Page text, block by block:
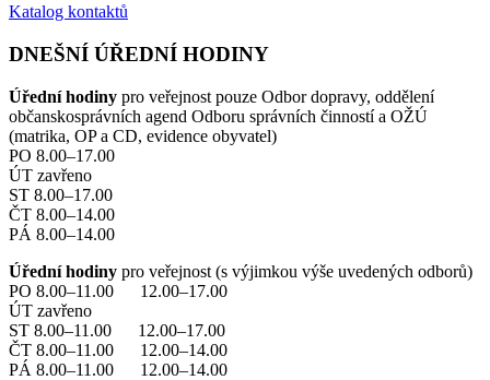
Katalog kontaktů
DNEŠNÍ ÚŘEDNÍ HODINY
Úřední hodiny pro veřejnost pouze Odbor dopravy, oddělení
občanskosprávních agend Odboru správních činností a OŽÚ
(matrika, OP a CD, evidence obyvatel)
PO 8.00–17.00
ÚT zavřeno
ST 8.00–17.00
ČT 8.00–14.00
PÁ 8.00–14.00
Úřední hodiny pro veřejnost (s výjimkou výše uvedených odborů)
PO 8.00–11.00 12.00–17.00
ÚT zavřeno
ST 8.00–11.00 12.00–17.00
ČT 8.00–11.00 12.00–14.00
PÁ 8.00–11.00 12.00–14.00